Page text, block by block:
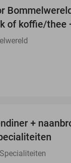
of koffie/thee
+